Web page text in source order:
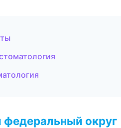
федеральный округ